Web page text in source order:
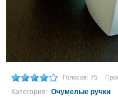
Голосов: 75
Категория: Очумелые ручки